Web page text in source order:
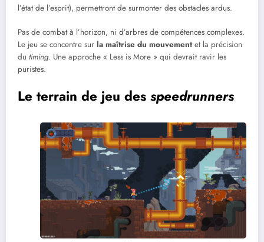
l’état de l’esprit), permettront de surmonter des obstacles ardus.
Pas de combat à l’horizon, ni d’arbres de compétences complexes.
Le jeu se concentre sur la maîtrise du mouvementet la précision
du timing. Une approche « Less is More » qui devrait ravir les
puristes.
Le terrain de jeu des speedrunners